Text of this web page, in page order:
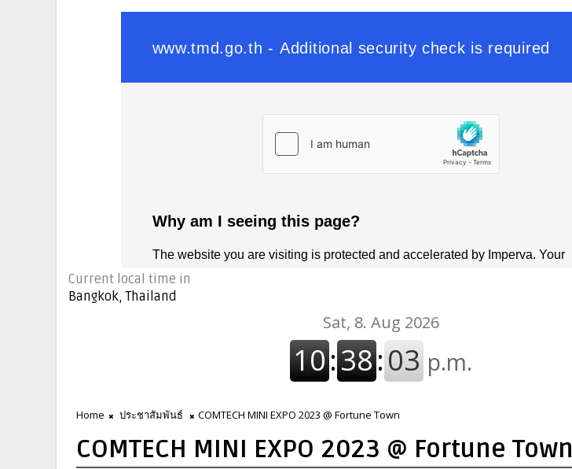
Current local time in
Bangkok, Thailand
Home ประชาสัมพันธ์ COMTECH MINI EXPO 2023 @ Fortune Town
COMTECH MINI EXPO 2023 @ Fortune Town